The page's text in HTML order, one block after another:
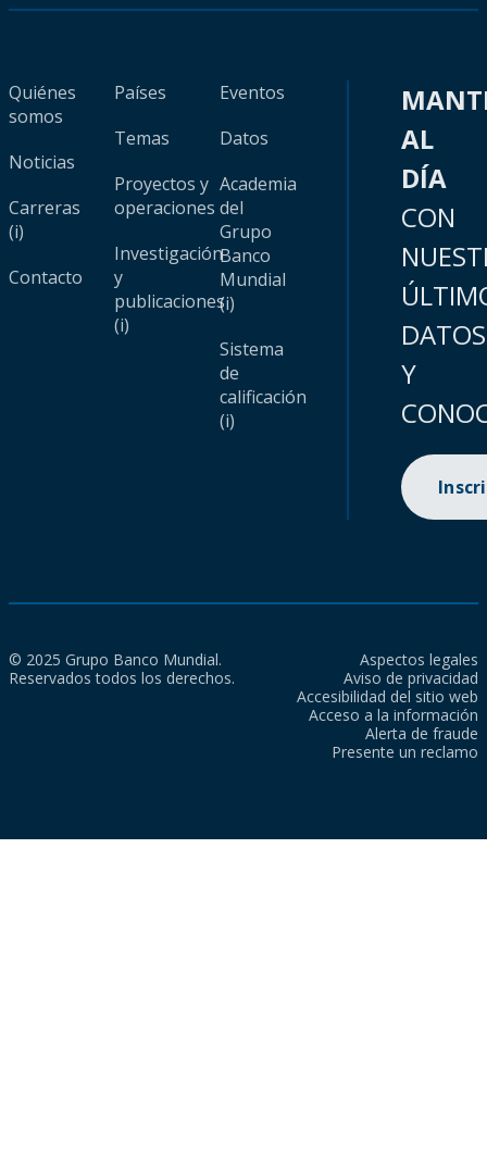
Quiénes
somos
Noticias
Carreras
(i)
Contacto
Países
Temas
Proyectos y
operaciones
Investigación
y
publicaciones
(i)
Eventos
Datos
Academia
del
Grupo
Banco
Mundial
(i)
Sistema
de
calificación
(i)
AL
DÍA
CON
DATOS
Y
© 2025 Grupo Banco Mundial.
Reservados todos los derechos.
Aspectos legales
Aviso de privacidad
Accesibilidad del sitio web
Acceso a la información
Alerta de fraude
Presente un reclamo